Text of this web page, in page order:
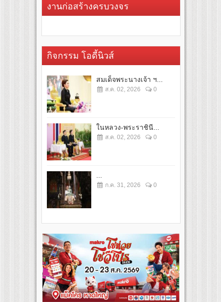
งานก่อสร้างครบวงจร
กิจกรรม โอดี้นิวส์
สมเด็จพระนางเจ้า ฯ...
ส.ค. 02, 2026 0
ในหลวง-พระราชินี...
ส.ค. 02, 2026 0
ก.ค. 31, 2026 0